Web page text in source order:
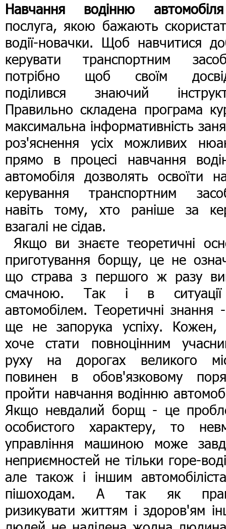
Навчання водінню автомобіля
послуга, якою бажають
водії-новачки. Щоб навчитися
керувати транспортним
потрібно щоб своїм
поділився знаючий
Правильно складена програма
максимальна інформативність
роз'яснення усіх можливих
прямо в процесі навчання
автомобіля дозволять освоїти
керування транспортним
навіть тому, хто раніше за
взагалі не сідав.
Якщо ви знаєте теоретичні
приготування борщу, це не
що страва з першого ж разу
смачною. Так і в
автомобілем. Теоретичні знання
ще не запорука успіху. Кожен,
хоче стати повноцінним
руху на дорогах великого
повинен в обов'язковому
пройти навчання водінню
Якщо невдалий борщ - це
особистого характеру, то
управління машиною може
неприємностей не тільки горе-
але також і іншим
пішоходам. А так як
ризикувати життям і здоров'ям